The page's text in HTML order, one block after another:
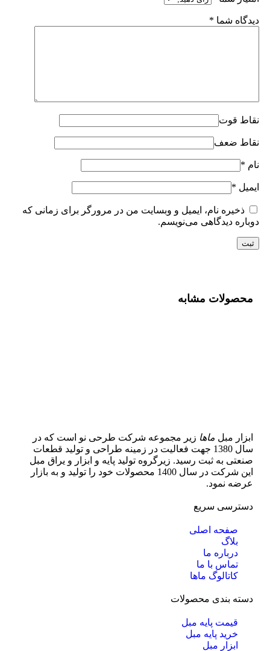
دیدگاه شما *
نقاط قوت
نقاط ضعف
نام *
ایمیل *
ذخیره نام، ایمیل و وبسایت من در مرورگر برای زمانی که
دوباره دیدگاهی می‌نویسم.
محصولات مشابه
ابزار مبل ماها زیر مجموعه شرکت طرحی نو است که در
سال 1380 جهت فعالیت در زمینه طراحی و تولید قطعات
صنعتی به ثبت رسید. زیرگروه تولید پایه و ابزار و یراق مبل
این شرکت در سال 1400 محصولات خود را تولید و به بازار
عرضه نمود.
دسترسی سریع
صفحه اصلی
بلاگ
درباره ما
تماس با ما
کاتالوگ ماها
دسته بندی محصولات
قیمت پایه مبل
خرید پایه مبل
ابزار مبل